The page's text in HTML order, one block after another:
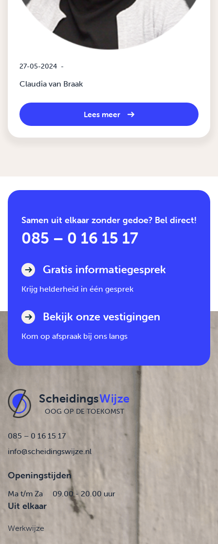
27-05-2024 -
Claudia van Braak
Lees meer
Samen uit elkaar zonder gedoe? Bel direct!
085 – 0 16 15 17
Gratis informatiegesprek
Krijg helderheid in één gesprek
Bekijk onze vestigingen
Kom op afspraak bij ons langs
ScheidingsWijze
OOG OP DE TOEKOMST
085 – 0 16 15 17
info@scheidingswijze.nl
Openingstijden
Ma t/m Za 09.00 - 20.00 uur
Uit elkaar
Werkwijze